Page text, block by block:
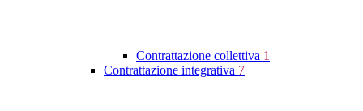
Contrattazione collettiva 1
Contrattazione integrativa 7